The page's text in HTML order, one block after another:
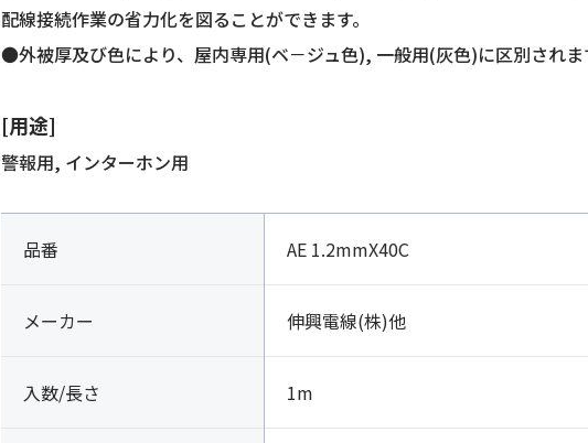
配線接続作業の省力化を図ることができます。
●外被厚及び色により、屋内専用(ベ－ジュ色), 一般用(灰色)に区別されま
[用途]
警報用, インターホン用
品番 AE 1.2mmX40C
メーカー 伸興電線(株)他
入数/長さ 1m